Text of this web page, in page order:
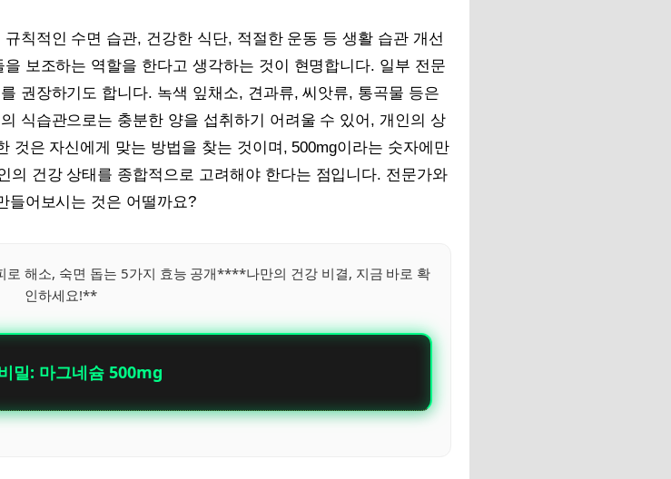
칙적인 수면 습관, 건강한 식단, 적절한 운동 등 생활 습관 개선
보조하는 역할을 한다고 생각하는 것이 현명합니다. 일부 전문
권장하기도 합니다. 녹색 잎채소, 견과류, 씨앗류, 통곡물 등은
식습관으로는 충분한 양을 섭취하기 어려울 수 있어, 개인의 상
것은 자신에게 맞는 방법을 찾는 것이며, 500mg이라는 숫자에만
의 건강 상태를 종합적으로 고려해야 한다는 점입니다. 전문가와
들어보시는 것은 어떨까요?
해소, 숙면 돕는 5가지 효능 공개****나만의 건강 비결, 지금 바로 확
인하세요!**
밀: 마그네슘 500mg